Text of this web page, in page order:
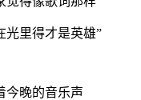
光里得才是英雄”
今晚的音乐声